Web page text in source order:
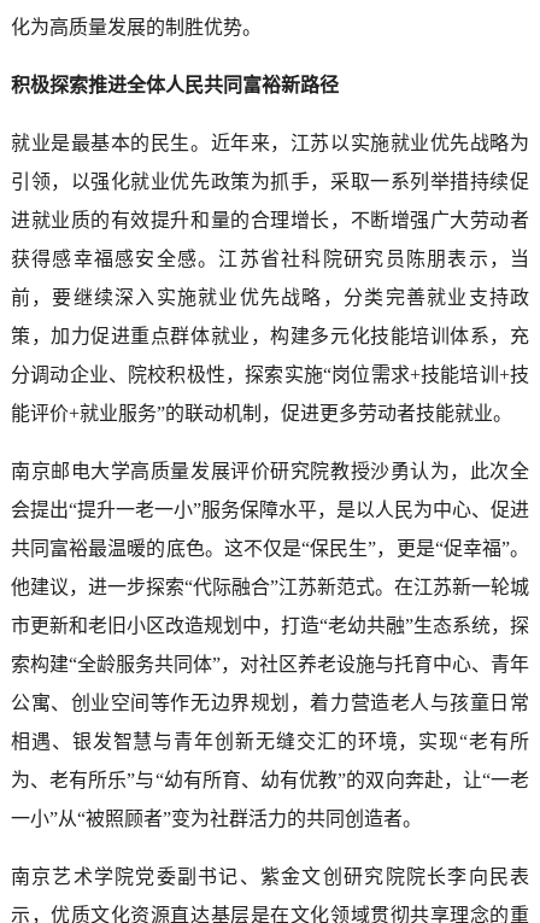
化为高质量发展的制胜优势。
积极探索推进全体人民共同富裕新路径
就业是最基本的民生。近年来，江苏以实施就业优先战略为
引领，以强化就业优先政策为抓手，采取一系列举措持续促
进就业质的有效提升和量的合理增长，不断增强广大劳动者
获得感幸福感安全感。江苏省社科院研究员陈朋表示，当
前，要继续深入实施就业优先战略，分类完善就业支持政
策，加力促进重点群体就业，构建多元化技能培训体系，充
分调动企业、院校积极性，探索实施“岗位需求+技能培训+技
能评价+就业服务”的联动机制，促进更多劳动者技能就业。
南京邮电大学高质量发展评价研究院教授沙勇认为，此次全
会提出“提升一老一小”服务保障水平，是以人民为中心、促进
共同富裕最温暖的底色。这不仅是“保民生”，更是“促幸福”。
他建议，进一步探索“代际融合”江苏新范式。在江苏新一轮城
市更新和老旧小区改造规划中，打造“老幼共融”生态系统，探
索构建“全龄服务共同体”，对社区养老设施与托育中心、青年
公寓、创业空间等作无边界规划，着力营造老人与孩童日常
相遇、银发智慧与青年创新无缝交汇的环境，实现“老有所
为、老有所乐”与“幼有所育、幼有优教”的双向奔赴，让“一老
一小”从“被照顾者”变为社群活力的共同创造者。
南京艺术学院党委副书记、紫金文创研究院院长李向民表
示，优质文化资源直达基层是在文化领域贯彻共享理念的重